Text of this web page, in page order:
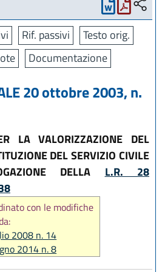
Rif. passivi
Testo orig.
Documentazione
20 ottobre 2003, n.
LA VALORIZZAZIONE DEL
DEL SERVIZIO CIVILE
DELLA L.R. 28
con le modifiche
2008 n. 14
2014 n. 8